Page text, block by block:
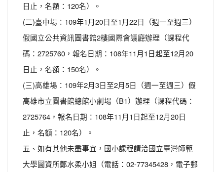
日止，名額：120名）。
(二)臺中場：109年1月20日至1月22日（週一至週三）
假國立公共資訊圖書館2樓國際會議廳辦理（課程代
碼：2725760，報名日期：108年11月1日起至12月20
日止，名額：150名）。
(三)高雄場：109年2月3日至2月5日（週一至週三）假
高雄市立圖書館總館小劇場（B1）辦理（課程代碼：
2725764，報名日期：108年11月1日起至12月20日
止，名額：120名）。
五、如有其他未盡事宜，國小課程請洽國立臺灣師範
大學圖資所鄭水柔小姐（電話：02-77345428，電子郵